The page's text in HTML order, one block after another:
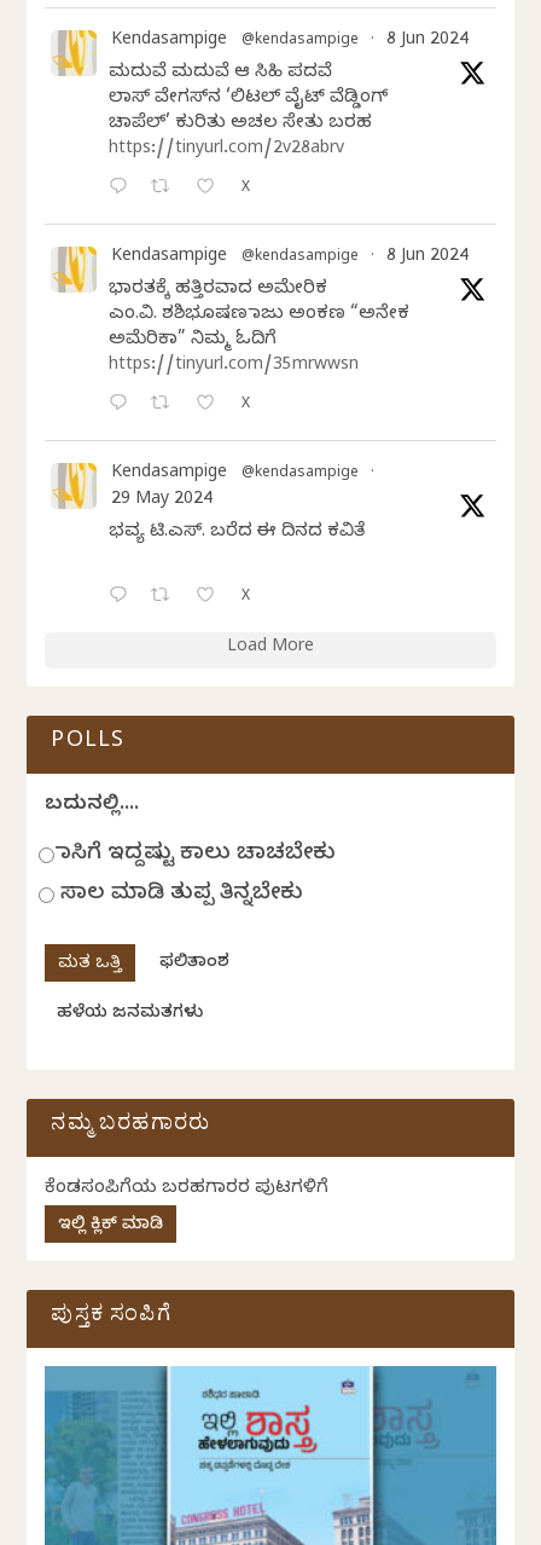
Kendasampige @kendasampige · 8 Jun 2024
ಮದುವೆ ಮದುವೆ ಆ ಸಿಹಿ ಪದವೆ
ಲಾಸ್‌ ವೇಗಸ್‌ನ ‘ಲಿಟಲ್ ವೈಟ್ ವೆಡ್ಡಿಂಗ್
ಚಾಪೆಲ್’ ಕುರಿತು ಅಚಲ ಸೇತು ಬರಹ
https://tinyurl.com/2v28abrv
X
Kendasampige @kendasampige · 8 Jun 2024
ಭಾರತಕ್ಕೆ ಹತ್ತಿರವಾದ ಅಮೇರಿಕ
ಎಂ.ವಿ. ಶಶಿಭೂಷಣ ರಾಜು ಅಂಕಣ “ಅನೇಕ
ಅಮೆರಿಕಾ” ನಿಮ್ಮ ಓದಿಗೆ
https://tinyurl.com/35mrwwsn
X
Kendasampige @kendasampige ·
29 May 2024
ಭವ್ಯ ಟಿ.ಎಸ್. ಬರೆದ ಈ ದಿನದ ಕವಿತೆ
X
Load More
POLLS
ಬದುಕಿನಲ್ಲಿ....
ಹಾಸಿಗೆ ಇದ್ದಷ್ಟು ಕಾಲು ಚಾಚಬೇಕು
ಸಾಲ ಮಾಡಿ ತುಪ್ಪ ತಿನ್ನಬೇಕು
ಫಲಿತಾಂಶ
ಹಳೆಯ ಜನಮತಗಳು
ನಮ್ಮ ಬರಹಗಾರರು
ಕೆಂಡಸಂಪಿಗೆಯ ಬರಹಗಾರರ ಪುಟಗಳಿಗೆ
ಇಲ್ಲಿ ಕ್ಲಿಕ್ ಮಾಡಿ
ಪುಸ್ತಕ ಸಂಪಿಗೆ